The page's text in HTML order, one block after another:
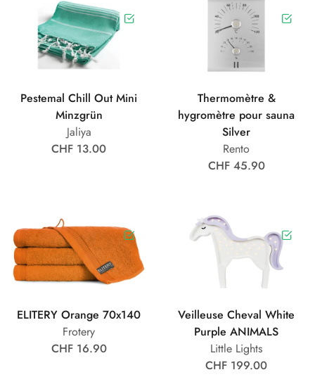
Pestemal Chill Out Mini
Minzgrün
Jaliya
CHF 13.00
Thermomètre &
hygromètre pour sauna
Silver
Rento
CHF 45.90
ELITERY Orange 70x140
Frotery
CHF 16.90
Veilleuse Cheval White
Purple ANIMALS
Little Lights
CHF 199.00